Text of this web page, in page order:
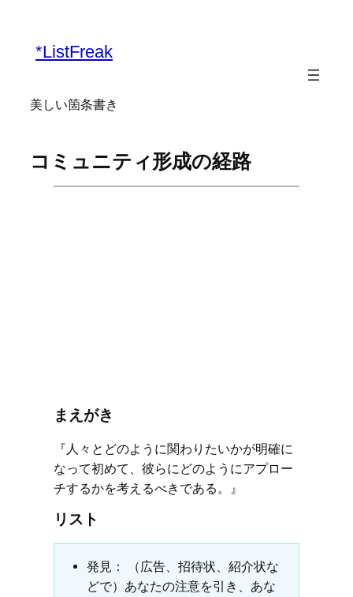
*ListFreak
美しい箇条書き
コミュニティ形成の経路
まえがき
『人々とどのように関わりたいかが明確に
なって初めて、彼らにどのようにアプロー
チするかを考えるべきである。』
リスト
発見： （広告、招待状、紹介状な
どで）あなたの注意を引き、あな